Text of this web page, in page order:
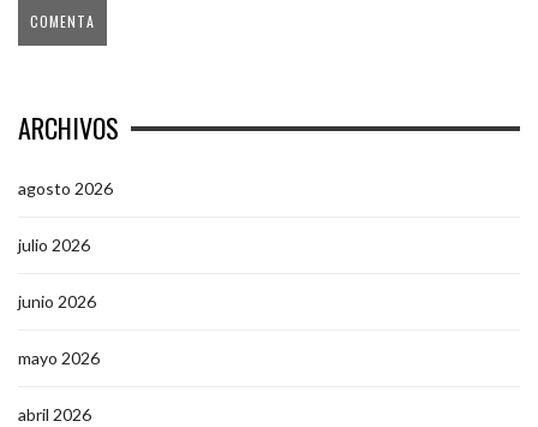
ARCHIVOS
agosto 2026
julio 2026
junio 2026
mayo 2026
abril 2026